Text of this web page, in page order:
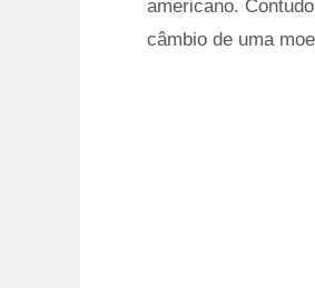
americano.
câmbio de uma